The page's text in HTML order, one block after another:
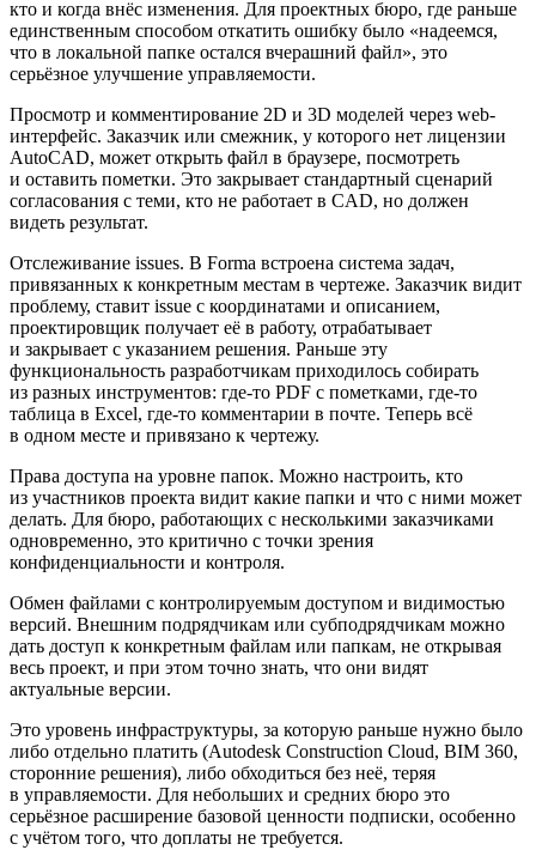
кто и когда внёс изменения. Для проектных бюро, где раньше
единственным способом откатить ошибку было «надеемся,
что в локальной папке остался вчерашний файл», это
серьёзное улучшение управляемости.
Просмотр и комментирование 2D и 3D моделей через web-
интерфейс. Заказчик или смежник, у которого нет лицензии
AutoCAD, может открыть файл в браузере, посмотреть
и оставить пометки. Это закрывает стандартный сценарий
согласования с теми, кто не работает в CAD, но должен
видеть результат.
Отслеживание issues. В Forma встроена система задач,
привязанных к конкретным местам в чертеже. Заказчик видит
проблему, ставит issue с координатами и описанием,
проектировщик получает её в работу, отрабатывает
и закрывает с указанием решения. Раньше эту
функциональность разработчикам приходилось собирать
из разных инструментов: где-то PDF с пометками, где-то
таблица в Excel, где-то комментарии в почте. Теперь всё
в одном месте и привязано к чертежу.
Права доступа на уровне папок. Можно настроить, кто
из участников проекта видит какие папки и что с ними может
делать. Для бюро, работающих с несколькими заказчиками
одновременно, это критично с точки зрения
конфиденциальности и контроля.
Обмен файлами с контролируемым доступом и видимостью
версий. Внешним подрядчикам или субподрядчикам можно
дать доступ к конкретным файлам или папкам, не открывая
весь проект, и при этом точно знать, что они видят
актуальные версии.
Это уровень инфраструктуры, за которую раньше нужно было
либо отдельно платить (Autodesk Construction Cloud, BIM 360,
сторонние решения), либо обходиться без неё, теряя
в управляемости. Для небольших и средних бюро это
серьёзное расширение базовой ценности подписки, особенно
с учётом того, что доплаты не требуется.